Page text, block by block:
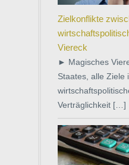
Zielkonflikte
Viereck
► Magisches
Staates, alle Ziele
Verträglichkeit […]